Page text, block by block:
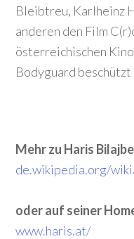
Bleibtreu, Karlheinz
anderen den Film
österreichischen
Bodyguard beschützt
Mehr zu Haris
de.wikipedia.org/
oder auf seiner
www.haris.at/